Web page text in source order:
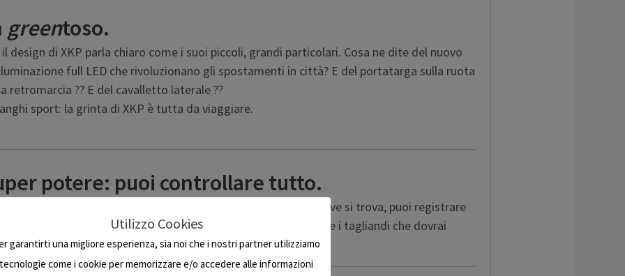
greentoso.
design di XKP parla chiaro come i suoi piccoli, grandi particolari. Cosa ne dite del nuovo
full LED che rivoluzionano gli spostamenti in città? E del portatarga sulla ruota
retromarcia ?? E del cavalletto laterale ??
sport: la grinta di XKP è tutta da viaggiare.
potere: puoi controllare tutto.
accendere lo scooter da remoto, puoi verificare sempre dove si trova, puoi registrare
sotto controllo la quantità di CO2risparmiata, memorizzare i tagliandi che dovrai
Utilizzo Cookies
garantirti una migliore esperienza, sia noi che i nostri partner utilizziamo
tecnologie come i cookie per memorizzare e/o accedere alle informazioni